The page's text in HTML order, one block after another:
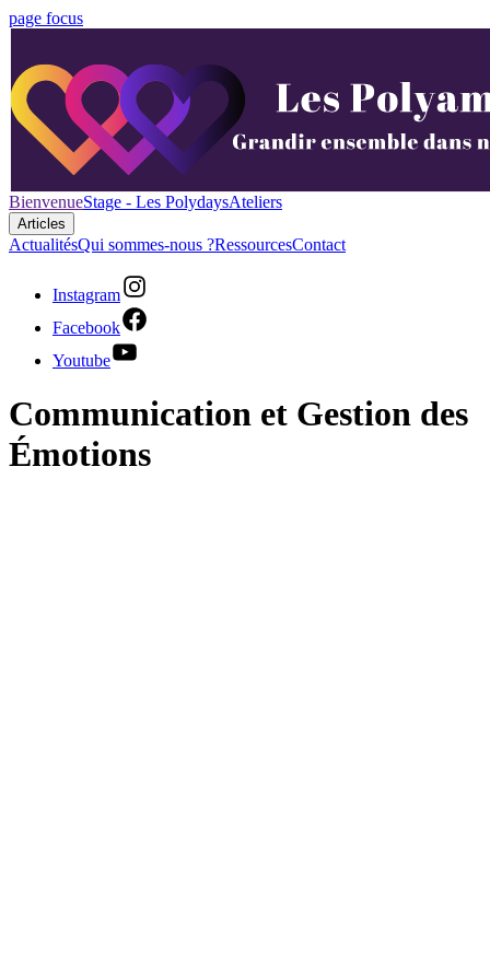
page focus
BienvenueStage - Les PolydaysAteliers
Articles
ActualitésQui sommes-nous ?RessourcesContact
Instagram
Facebook
Youtube
Communication et Gestion des
Émotions